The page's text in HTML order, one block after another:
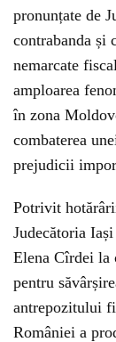
pronunțate de
contrabanda și
nemarcate
amploarea
în zona
combaterea
prejudicii
Potrivit
Judecătoria
Elena Cîrdei la
pentru
antrepozitului
României a